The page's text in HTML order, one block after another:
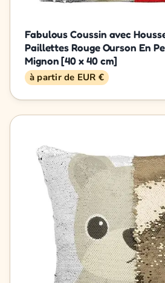
Fabulous Coussin avec
Paillettes Rouge Ourson En
Mignon [40 x 40 cm]
à partir de EUR €